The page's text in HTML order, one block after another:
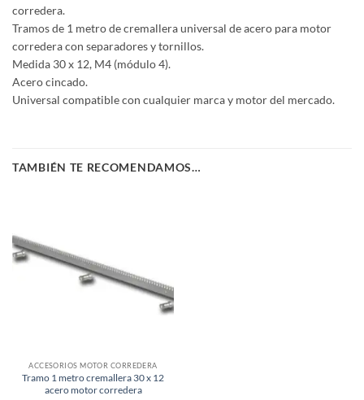
corredera.
Tramos de 1 metro de cremallera universal de acero para motor
corredera con separadores y tornillos.
Medida 30 x 12, M4 (módulo 4).
Acero cincado.
Universal compatible con cualquier marca y motor del mercado.
TAMBIÉN TE RECOMENDAMOS…
ACCESORIOS MOTOR CORREDERA
Tramo 1 metro cremallera 30 x 12
acero motor corredera